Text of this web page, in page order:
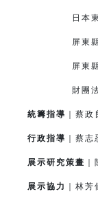
日本東京大
屏東縣春日
屏東縣獅
財團法人蘭
統籌指導 ｜蔡政
行政指導 ｜蔡
展示研究策畫
展示協力 ｜林